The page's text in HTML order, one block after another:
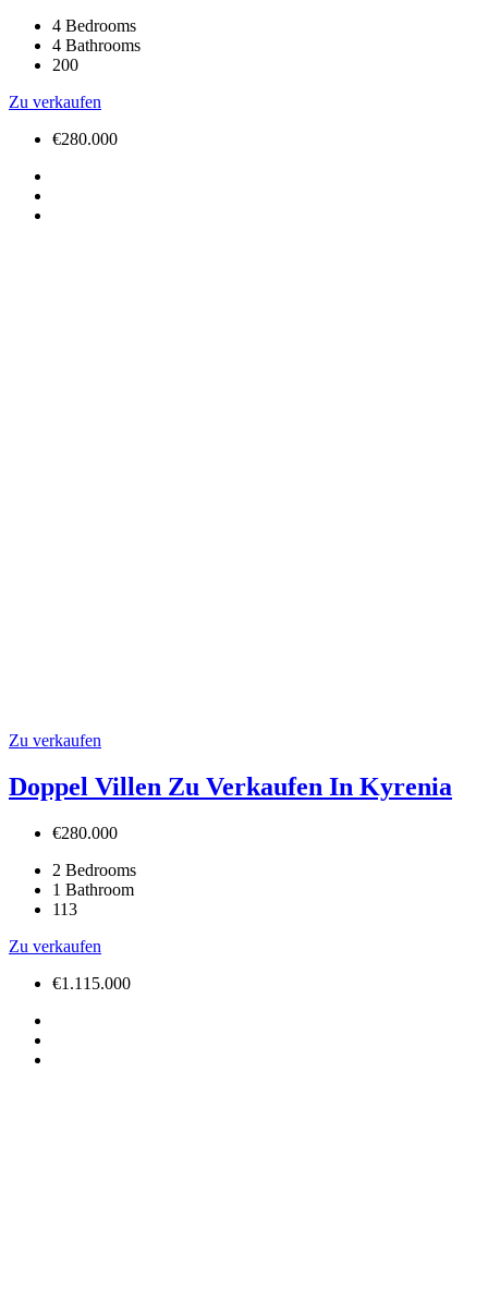
4 Bedrooms
4 Bathrooms
200
Zu verkaufen
€280.000
Zu verkaufen
Doppel Villen Zu Verkaufen In Kyrenia
€280.000
2 Bedrooms
1 Bathroom
113
Zu verkaufen
€1.115.000